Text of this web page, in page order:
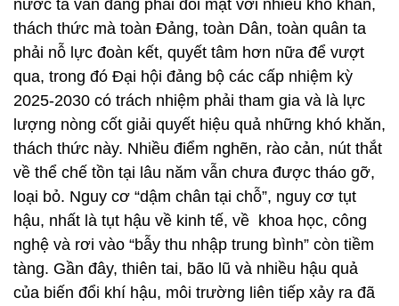
nước ta vẫn đang phải đối mặt với nhiều khó khăn,
thách thức mà toàn Đảng, toàn Dân, toàn quân ta
phải nỗ lực đoàn kết, quyết tâm hơn nữa để vượt
qua, trong đó Đại hội đảng bộ các cấp nhiệm kỳ
2025-2030 có trách nhiệm phải tham gia và là lực
lượng nòng cốt giải quyết hiệu quả những khó khăn,
thách thức này. Nhiều điểm nghẽn, rào cản, nút thắt
về thể chế tồn tại lâu năm vẫn chưa được tháo gỡ,
loại bỏ. Nguy cơ “dậm chân tại chỗ”, nguy cơ tụt
hậu, nhất là tụt hậu về kinh tế, về khoa học, công
nghệ và rơi vào “bẫy thu nhập trung bình” còn tiềm
tàng. Gần đây, thiên tai, bão lũ và nhiều hậu quả
của biến đổi khí hậu, môi trường liên tiếp xảy ra đã